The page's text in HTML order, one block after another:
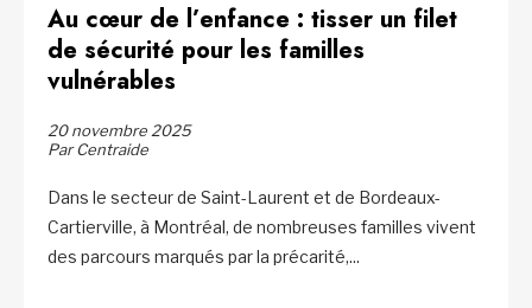
Au cœur de l’enfance : tisser un filet
de sécurité pour les familles
vulnérables
20 novembre 2025
Par Centraide
Dans le secteur de Saint-Laurent et de Bordeaux-
Cartierville, à Montréal, de nombreuses familles vivent
des parcours marqués par la précarité,...